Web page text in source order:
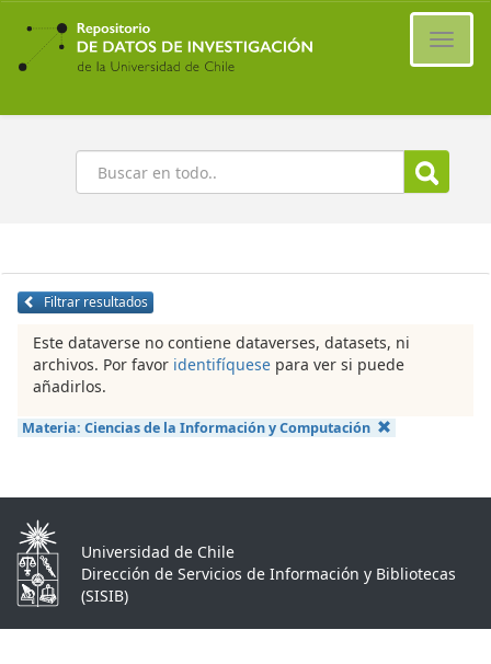
Ir
contenido
principal
Buscar
Filtrar resultados
Este dataverse no contiene dataverses, datasets, ni
archivos. Por favor identifíquese para ver si puede
añadirlos.
Materia: Ciencias de la Información y Computación
Universidad de Chile
Dirección de Servicios de Información y Bibliotecas
(SISIB)